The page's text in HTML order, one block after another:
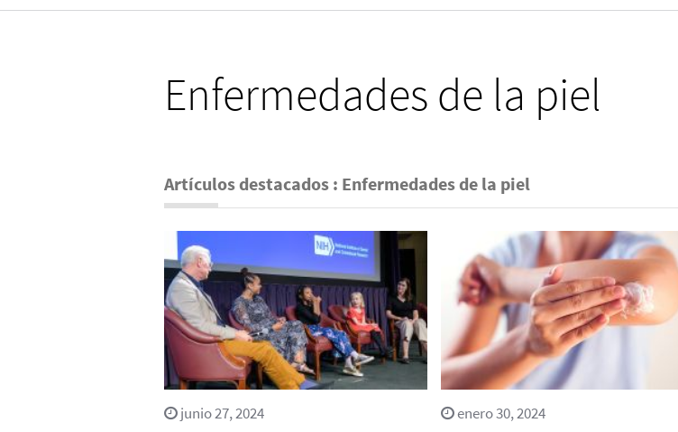
Enfermedades de la piel
Artículos destacados : Enfermedades de la piel
junio 27, 2024 enero 30, 2024